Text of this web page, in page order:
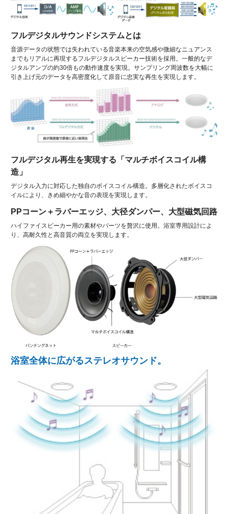
フルデジタルサウンドシステムとは
音源データの状態では失われている音楽本来の空気感や微細なニュアンス
までもリアルに再現するフルデジタルスピーカー技術を採用。一般的なデ
ジタルアンプの約30倍もの動作速度を実現。サンプリング周波数を大幅に
引き上げ元のデータを高密度化して原音に忠実な再生を実現します。
フルデジタル再生を実現する「マルチボイスコイル構
造」
デジタル入力に対応した独自のボイスコイル構造。多層化されたボイスコ
イルにより、きめ細やかな音の表現を実現します。
PPコーン＋ラバーエッジ、大径ダンパー、大型磁気回路
ハイファイスピーカー用の素材やパーツを贅沢に使用。浴室専用設計によ
り、高耐久性と高音質の両立を実現します。
浴室全体に広がるステレオサウンド。